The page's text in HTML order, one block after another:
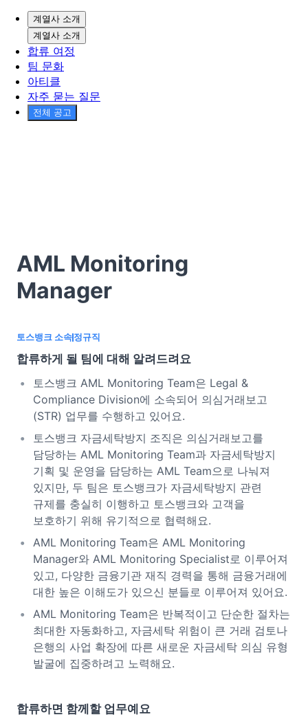
계열사 소개
계열사 소개
합류 여정
팀 문화
아티클
자주 묻는 질문
전체 공고
AML Monitoring
Manager
토스뱅크 소속정규직
합류하게 될 팀에 대해 알려드려요
토스뱅크 AML Monitoring Team은 Legal &
Compliance Division에 소속되어 의심거래보고
(STR) 업무를 수행하고 있어요.
토스뱅크 자금세탁방지 조직은 의심거래보고를
담당하는 AML Monitoring Team과 자금세탁방지
기획 및 운영을 담당하는 AML Team으로 나눠져
있지만, 두 팀은 토스뱅크가 자금세탁방지 관련
규제를 충실히 이행하고 토스뱅크와 고객을
보호하기 위해 유기적으로 협력해요.
AML Monitoring Team은 AML Monitoring
Manager와 AML Monitoring Specialist로 이루어져
있고, 다양한 금융기관 재직 경력을 통해 금융거래에
대한 높은 이해도가 있으신 분들로 이루어져 있어요.
AML Monitoring Team은 반복적이고 단순한 절차는
최대한 자동화하고, 자금세탁 위험이 큰 거래 검토나
은행의 사업 확장에 따른 새로운 자금세탁 의심 유형
발굴에 집중하려고 노력해요.
합류하면 함께할 업무예요